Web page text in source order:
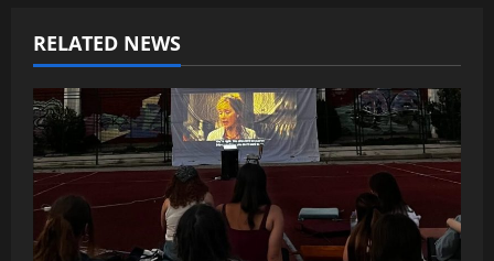
v
i
g
a
t
RELATED NEWS